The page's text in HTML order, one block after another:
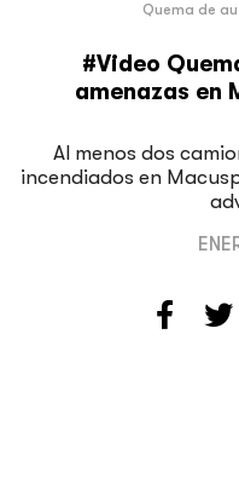
Quema de
#Video
amenazas en
Al menos dos
incendiados en